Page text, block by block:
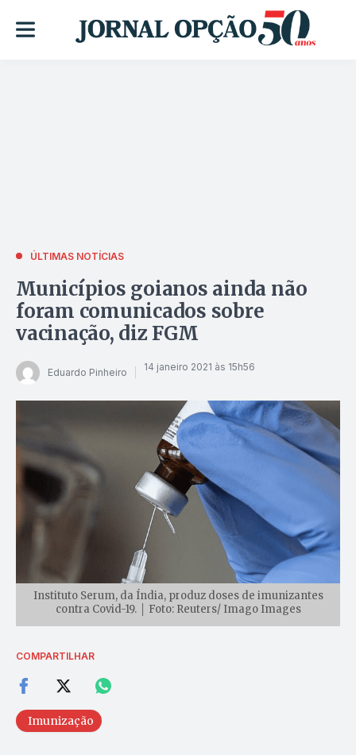
ÚLTIMAS NOTÍCIAS
Municípios goianos ainda não
foram comunicados sobre
vacinação, diz FGM
Eduardo Pinheiro 14 janeiro 2021 às 15h56
Instituto Serum, da Índia, produz doses de imunizantes
contra Covid-19. │ Foto: Reuters/ Imago Images
COMPARTILHAR
Imunização